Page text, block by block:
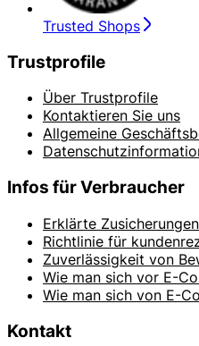
Trusted Shops
Trustprofile
Über Trustprofile
Kontaktieren Sie uns
Allgemeine
Infos für Verbraucher
Erklärte Zusicherungen
Richtlinie für
Zuverlässigkeit von
Wie man sich vor E-
Wie man sich von E-
Kontakt